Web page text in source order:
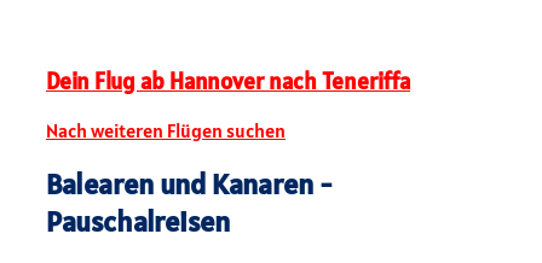
Dein Flug ab Hannover nach Teneriffa
Nach weiteren Flügen suchen
Balearen und Kanaren -
Pauschalreisen